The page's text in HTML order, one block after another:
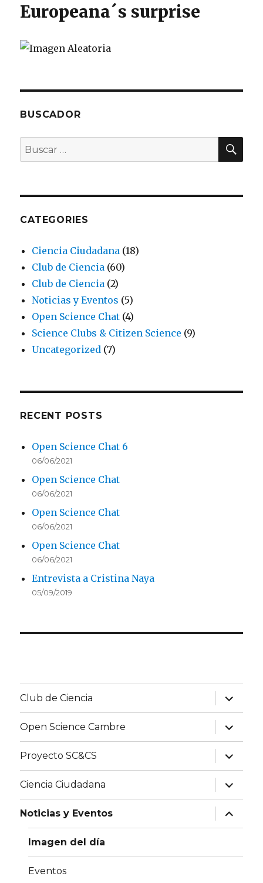
Europeana´s surprise
BUSCADOR
Buscar
por:
CATEGORIES
Ciencia Ciudadana (18)
Club de Ciencia (60)
Club de Ciencia (2)
Noticias y Eventos (5)
Open Science Chat (4)
Science Clubs & Citizen Science (9)
Uncategorized (7)
RECENT POSTS
Open Science Chat 6
06/06/2021
Open Science Chat
06/06/2021
Open Science Chat
06/06/2021
Open Science Chat
06/06/2021
Entrevista a Cristina Naya
05/09/2019
Club de Ciencia
expande
el
menú
inferior
Open Science Cambre
expande
el
menú
inferior
Proyecto SC&CS
expande
el
menú
inferior
Ciencia Ciudadana
expande
el
menú
inferior
Noticias y Eventos
expande
el
menú
Imagen del día
Eventos